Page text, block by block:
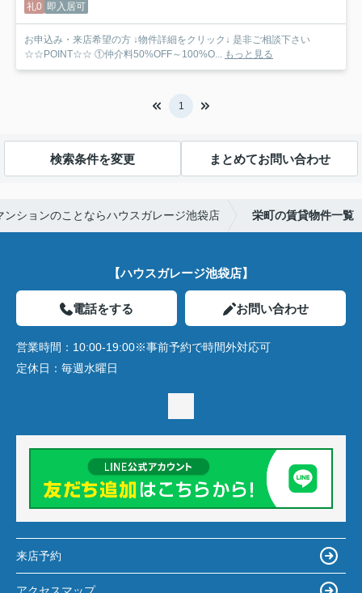
礼0 即入居可
お申込み・来店希望の方 ↓物件詳細をクリック↓ 是非ご相談下さい
☆☆POINT☆☆ ①仲介料50%OFF～100%O... もっと見る
1
検索条件を変更 まとめてお問い合わせ
ンションのことならハウスガレージ池袋店 栄町の賃貸物件一覧
【ハウスガレージ池袋店】
電話をする お問い合わせ
営業時間： 10:00-19:00※事前予約で時間外対応可
定休日： 毎週水曜日
来店予約